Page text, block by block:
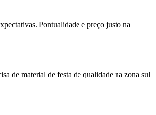
Pontualidade e preço justo na
de material de festa de qualidade na zona sul